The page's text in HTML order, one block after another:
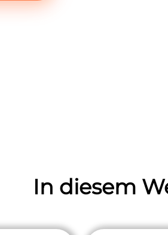
In diesem